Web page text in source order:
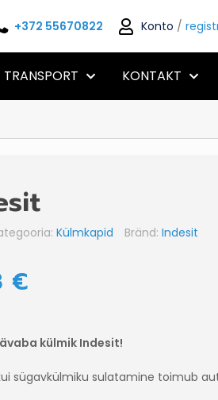
+372 55670822 Konto /
TRANSPORT KONTAKT
Külmkapid Bränd: Indesit
€
külmik Indesit!
sügavkülmiku sulatamine toimub